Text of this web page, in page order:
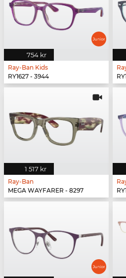
754 kr
Ray-Ban Kids
RY1627 - 3944
1 517 kr
Ray-Ban
MEGA WAYFARER - 8297